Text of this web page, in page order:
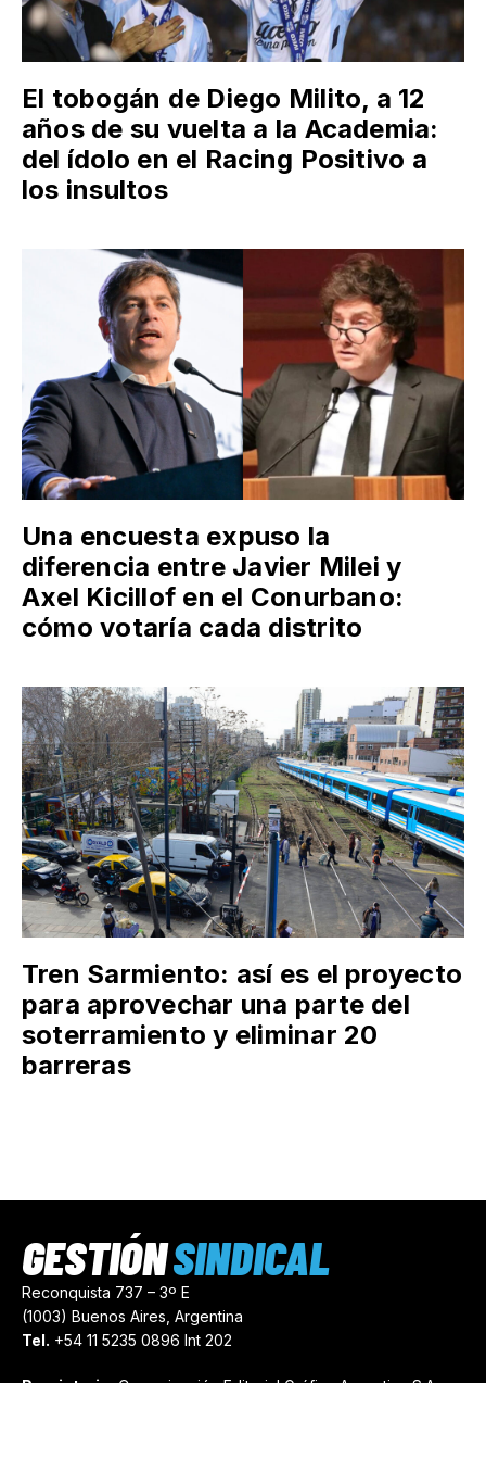
El tobogán de Diego Milito, a 12
años de su vuelta a la Academia:
del ídolo en el Racing Positivo a
los insultos
Una encuesta expuso la
diferencia entre Javier Milei y
Axel Kicillof en el Conurbano:
cómo votaría cada distrito
Tren Sarmiento: así es el proyecto
para aprovechar una parte del
soterramiento y eliminar 20
barreras
Reconquista 737 – 3º E
(1003) Buenos Aires, Argentina
Tel. +54 11 5235 0896 Int 202
Propietario:Comunicación Editorial Gráfica Argentina S.A.
GESTIÓNSINDICAL